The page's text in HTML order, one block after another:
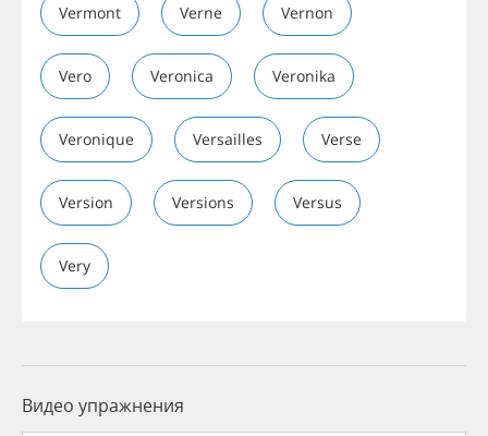
Vermont Verne Vernon
Vero Veronica Veronika
Veronique Versailles Verse
Version Versions Versus
Very
Видео упражнения